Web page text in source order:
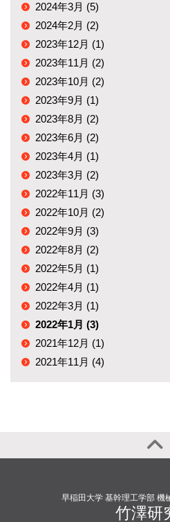
2024年3月 (5)
2024年2月 (2)
2023年12月 (1)
2023年11月 (2)
2023年10月 (2)
2023年9月 (1)
2023年8月 (2)
2023年6月 (2)
2023年4月 (1)
2023年3月 (2)
2022年11月 (3)
2022年10月 (2)
2022年9月 (3)
2022年8月 (2)
2022年5月 (1)
2022年4月 (1)
2022年3月 (1)
2022年1月 (3)
2021年12月 (1)
2021年11月 (4)
早稲田大学 基幹理工学部 機
竹澤研